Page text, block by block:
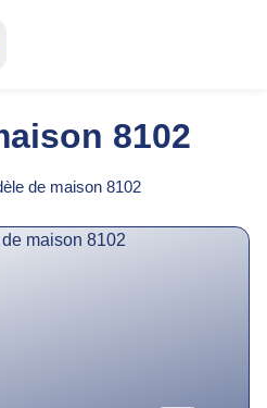
8102
de maison 8102